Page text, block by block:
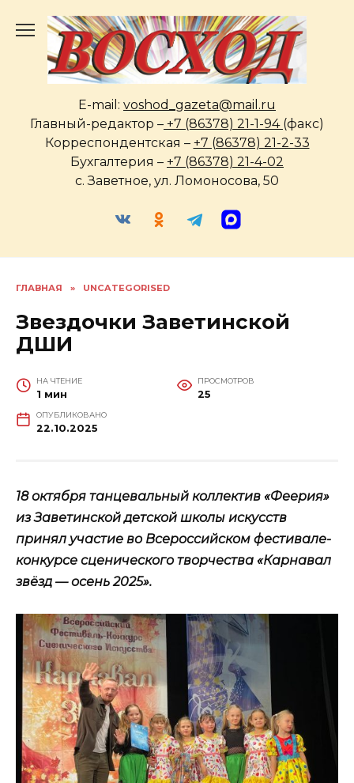
содержанию
E-mail: voshod_gazeta@mail.ru
Главный-редактор – +7 (86378) 21-1-94 (факс)
Корреспондентская – +7 (86378) 21-2-33
Бухгалтерия – +7 (86378) 21-4-02
с. Заветное, ул. Ломоносова, 50
ГЛАВНАЯ » UNCATEGORISED
Звездочки Заветинской
ДШИ
НА ЧТЕНИЕ
1 мин
ПРОСМОТРОВ
25
ОПУБЛИКОВАНО
22.10.2025
18 октября танцевальный коллектив «Феерия»
из Заветинской детской школы искусств
принял участие во Всероссийском фестивале-
конкурсе сценического творчества «Карнавал
звёзд — осень 2025».